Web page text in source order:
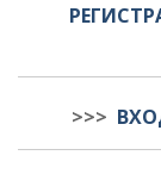
>>>